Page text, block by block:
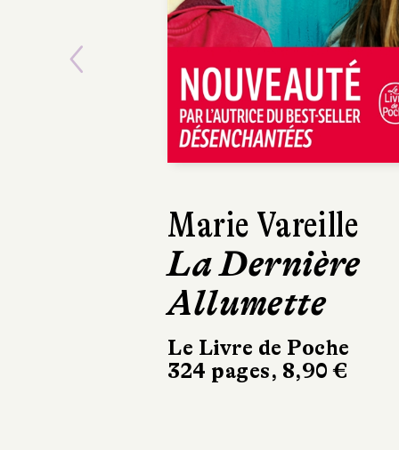
Marie Vareille
La Dernière
Allumette
Le Livre de Poche
324 pages, 8,90 €
Victoria Mas
Temple
Albin Michel
186 pages, 19,90
Previous